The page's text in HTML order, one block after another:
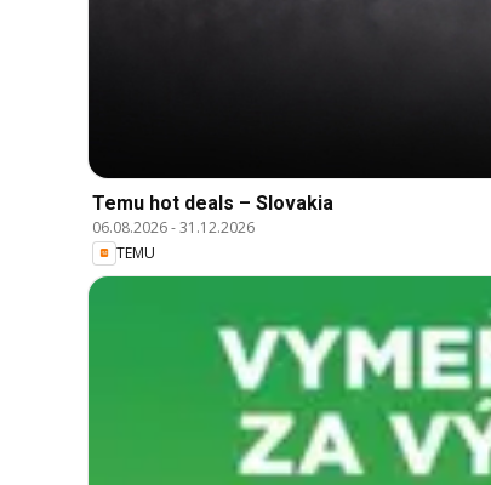
Temu hot deals – Slovakia
06.08.2026-31.12.2026
TEMU